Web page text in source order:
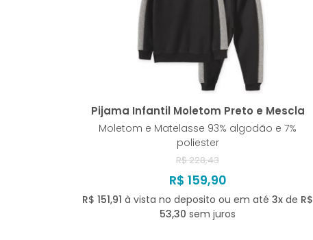
Pijama Infantil Moletom Preto e Mescla
Moletom e Matelasse 93% algodão e 7%
poliester
R$ 228,43
R$ 159,90
R$ 151,91 à vista no deposito ou em até3x de R$
53,30 sem juros